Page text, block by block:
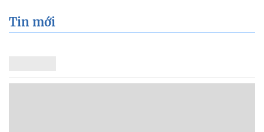
Tin mới